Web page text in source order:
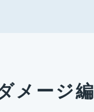
メージ編